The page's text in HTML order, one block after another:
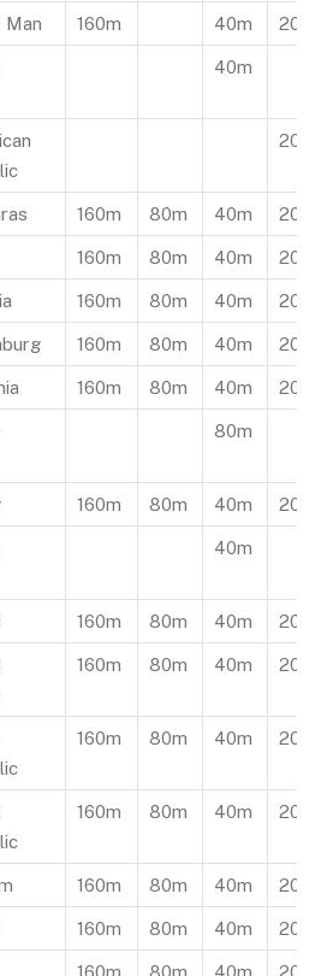
160m 40m 20m
40m
20m
160m 80m 40m 20m
160m 80m 40m 20m
160m 80m 40m 20m
160m 80m 40m 20m
160m 80m 40m 20m
80m
160m 80m 40m 20m
40m
160m 80m 40m 20m
160m 80m 40m 20m
160m 80m 40m 20m
160m 80m 40m 20m
160m 80m 40m 20m
160m 80m 40m 20m
160m 80m 40m 20m